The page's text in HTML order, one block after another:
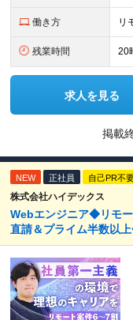
働き方 リ
残業時間 20
求人を見る
掲載
NEW 正社員 自己PR不
株式会社ハイデックス
Webエンジニア◆リモ
直請＆プライム半数以